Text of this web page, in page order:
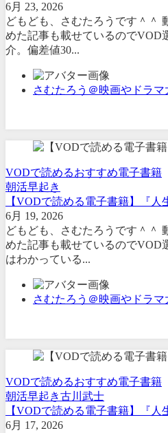
6月 23, 2026
どもども、さむたろうです＾＾
めた記事も載せているのでVOD
介。偏差値30...
さむたろう＠映画やドラマ
VODで読めるおすすめ電子書籍
朝活早起き
【VODで読める電子書籍】『
6月 19, 2026
どもども、さむたろうです＾＾
めた記事も載せているので
はわかっている...
さむたろう＠映画やドラマ
VODで読めるおすすめ電子書籍
朝活早起き古川武士
【VODで読める電子書籍】『
6月 17, 2026